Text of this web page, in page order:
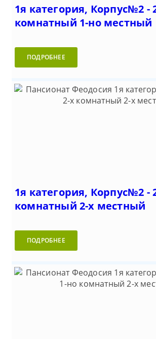
1я категория, Корпус№2 -
комнатный 1-но местный
ПОДРОБНЕЕ
1я категория, Корпус№2 -
комнатный 2-х местный
ПОДРОБНЕЕ